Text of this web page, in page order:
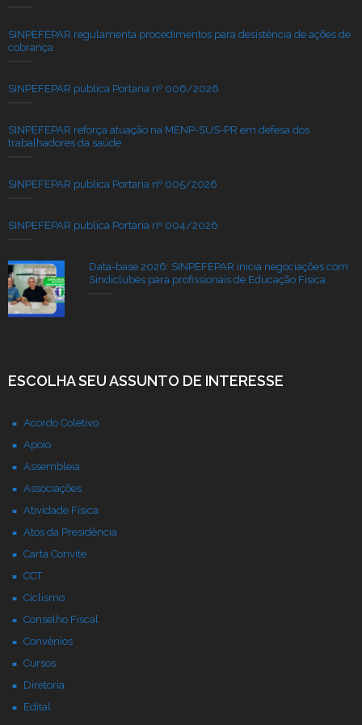
SINPEFEPAR regulamenta procedimentos para desistência de ações de
cobrança
SINPEFEPAR publica Portaria nº 006/2026
SINPEFEPAR reforça atuação na MENP-SUS-PR em defesa dos
trabalhadores da saúde
SINPEFEPAR publica Portaria nº 005/2026
SINPEFEPAR publica Portaria nº 004/2026
Data-base 2026: SINPEFEPAR inicia negociações com
Sindiclubes para profissionais de Educação Física
ESCOLHA SEU ASSUNTO DE INTERESSE
Acordo Coletivo
Apoio
Assembleia
Associações
Atividade Física
Atos da Presidência
Carta Convite
CCT
Ciclismo
Conselho Fiscal
Convênios
Cursos
Diretoria
Edital